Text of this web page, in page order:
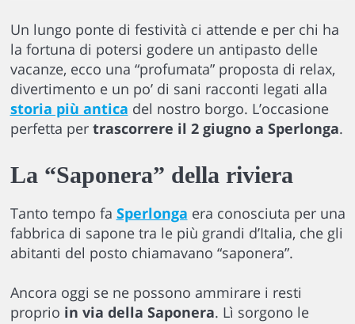
Un lungo ponte di festività ci attende e per chi ha
la fortuna di potersi godere un antipasto delle
vacanze, ecco una “profumata” proposta di relax,
divertimento e un po’ di sani racconti legati alla
storia più antica del nostro borgo. L’occasione
perfetta per trascorrere il 2 giugno a Sperlonga.
La “Saponera” della riviera
Tanto tempo fa Sperlonga era conosciuta per una
fabbrica di sapone tra le più grandi d’Italia, che gli
abitanti del posto chiamavano “saponera”.
Ancora oggi se ne possono ammirare i resti
proprio in via della Saponera. Lì sorgono le